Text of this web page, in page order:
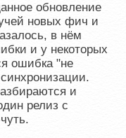
обновление
новых фич и
в нём
и у некоторых
ошибка "не
и
релиз с